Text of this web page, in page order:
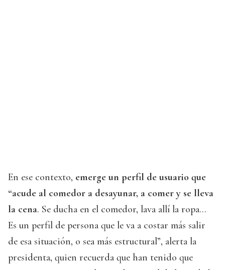
En ese contexto, emerge un perfil de usuario que
“acude al comedor a desayunar, a comer y se lleva
la cena. Se ducha en el comedor, lava allí la ropa...
Es un perfil de persona que le va a costar más salir
de esa situación, o sea más estructural”, alerta la
presidenta, quien recuerda que han tenido que